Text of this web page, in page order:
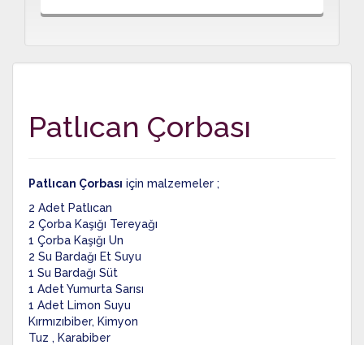
Patlıcan Çorbası
Patlıcan Çorbası için malzemeler ;
2 Adet Patlıcan
2 Çorba Kaşığı Tereyağı
1 Çorba Kaşığı Un
2 Su Bardağı Et Suyu
1 Su Bardağı Süt
1 Adet Yumurta Sarısı
1 Adet Limon Suyu
Kırmızıbiber, Kimyon
Tuz , Karabiber